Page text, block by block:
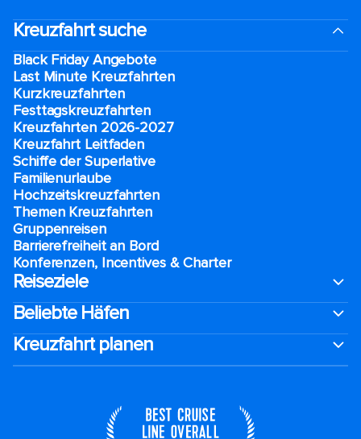
Kreuzfahrt suche
Black Friday Angebote
Last Minute Kreuzfahrten
Kurzkreuzfahrten​
Festtagskreuzfahrten​
Kreuzfahrten 2026-2027
Kreuzfahrt Leitfaden
Schiffe der Superlative
Familienurlaube​
Hochzeitskreuzfahrten
Themen Kreuzfahrten
Gruppenreisen
Barrierefreiheit an Bord​
Konferenzen, Incentives & Charter
Reiseziele
Beliebte Häfen
Kreuzfahrt planen